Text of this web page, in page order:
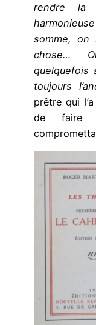
rendre la
somme, on
chose…
quelquefois
toujours
prêtre qui
de faire